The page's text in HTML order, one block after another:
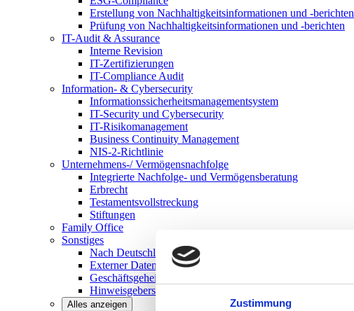
Zustimmung
Erstellung von Nachhaltigkeitsinformationen und -berichten
Prüfung von Nachhaltigkeitsinformationen und -berichten
IT-Audit & Assurance
Interne Revision
IT-Zertifizierungen
IT-Compliance Audit
Information- & Cybersecurity
Informationssicherheitsmanagementsystem
IT-Security und Cybersecurity
IT-Risikomanagement
Business Continuity Management
NIS-2-Richtlinie
Unternehmens-/Vermögensnachfolge
Integrierte Nachfolge- und Vermögensberatung
Erbrecht
Testamentsvollstreckung
Stiftungen
Family Office
Sonstiges
Nach Deutschland expandieren
Externer Datenschutzbeauftragter
Geschäftsgeheimnisgesetz
Hinweisgeberschutz in Unternehmen
Alles anzeigen